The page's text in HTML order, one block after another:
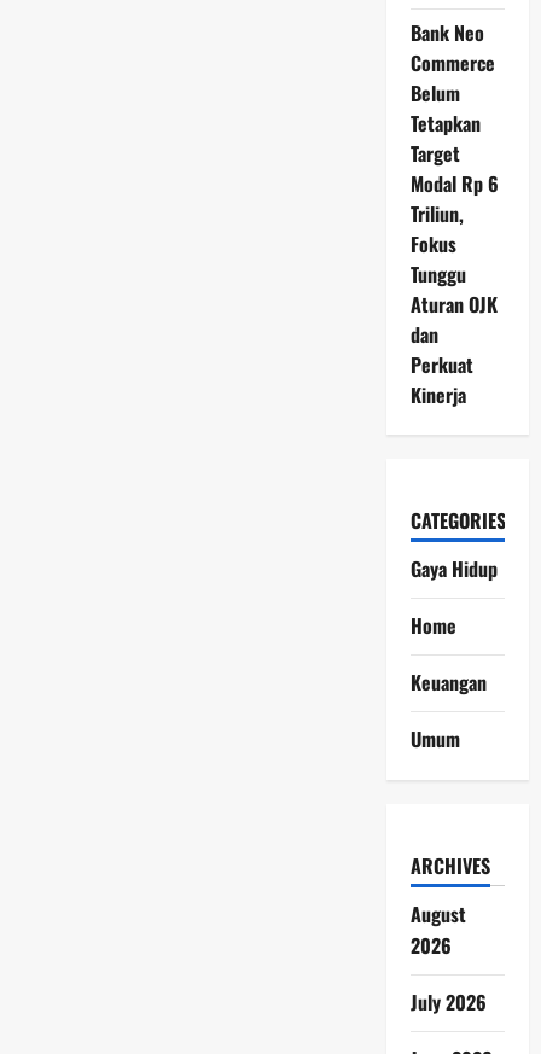
Bank Neo
Commerce
Belum
Tetapkan
Target
Modal Rp 6
Triliun,
Fokus
Tunggu
Aturan OJK
dan
Perkuat
Kinerja
CATEGORIES
Gaya Hidup
Home
Keuangan
Umum
ARCHIVES
August
2026
July 2026